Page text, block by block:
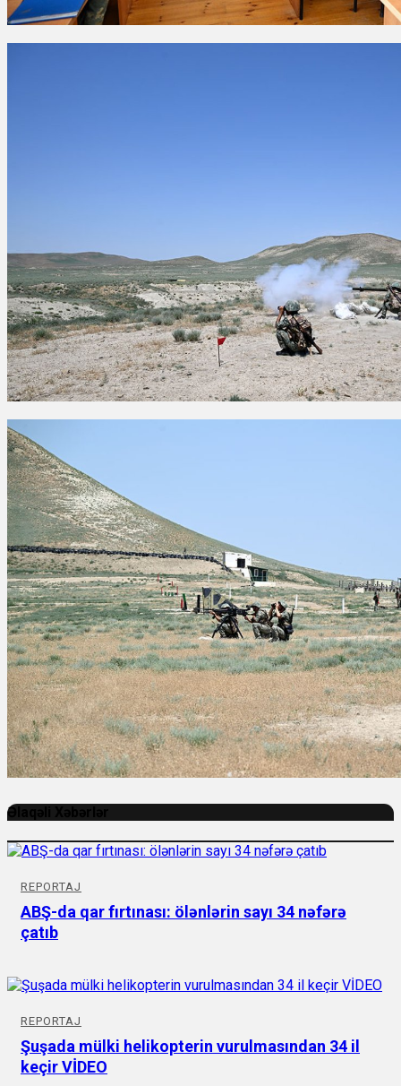
Əlaqəli Xəbərlər
REPORTAJ
ABŞ-da qar fırtınası: ölənlərin sayı 34 nəfərə
çatıb
REPORTAJ
Şuşada mülki helikopterin vurulmasından 34 il
keçir VİDEO